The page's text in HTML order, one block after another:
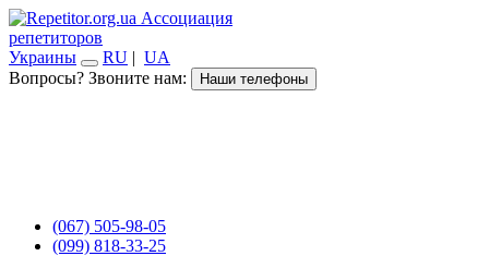
Ассоциация
репетиторов
Украины
RU | UA
Вопросы? Звоните нам:
Наши телефоны
(067) 505-98-05
(099) 818-33-25